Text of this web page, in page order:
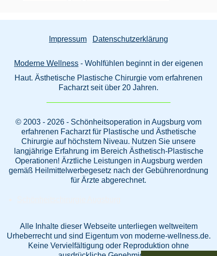
Impressum Datenschutzerklärung
Moderne Wellness - Wohlfühlen beginnt in der eigenen
Haut. Ästhetische Plastische Chirurgie vom erfahrenen
Facharzt seit über 20 Jahren.
© 2003 - 2026 - Schönheitsoperation in Augsburg vom
erfahrenen Facharzt für Plastische und Ästhetische
Chirurgie auf höchstem Niveau. Nutzen Sie unsere
langjährige Erfahrung im Bereich Ästhetisch-Plastische
Operationen! Ärztliche Leistungen in Augsburg werden
gemäß Heilmittelwerbegesetz nach der Gebührenordnung
für Ärzte abgerechnet.
Alle Inhalte dieser Webseite unterliegen weltweitem
Urheberrecht und sind Eigentum von moderne-wellness.de.
Keine Vervielfältigung oder Reproduktion ohne